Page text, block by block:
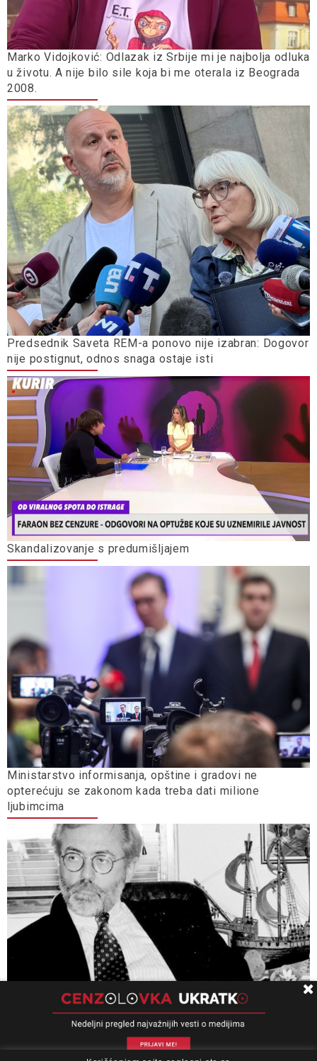
Marko Vidojković: Odlazak iz Srbije mi je najbolja odluka
u životu. A nije bilo sile koja bi me oterala iz Beograda
2008.
Predsednik Saveta REM-a ponovo nije izabran: Dogovor
nije postignut, odnos snaga ostaje isti
Skandalizovanje s predumišljajem
Ministarstvo informisanja, opštine i gradovi ne
opterećuju se zakonom kada treba dati milione
ljubimcima
Univerzitet Kolumbija: Slučaj „Ćuruvija” presedan, važan
za pitanja slobode izražavanja, odgovornosti i